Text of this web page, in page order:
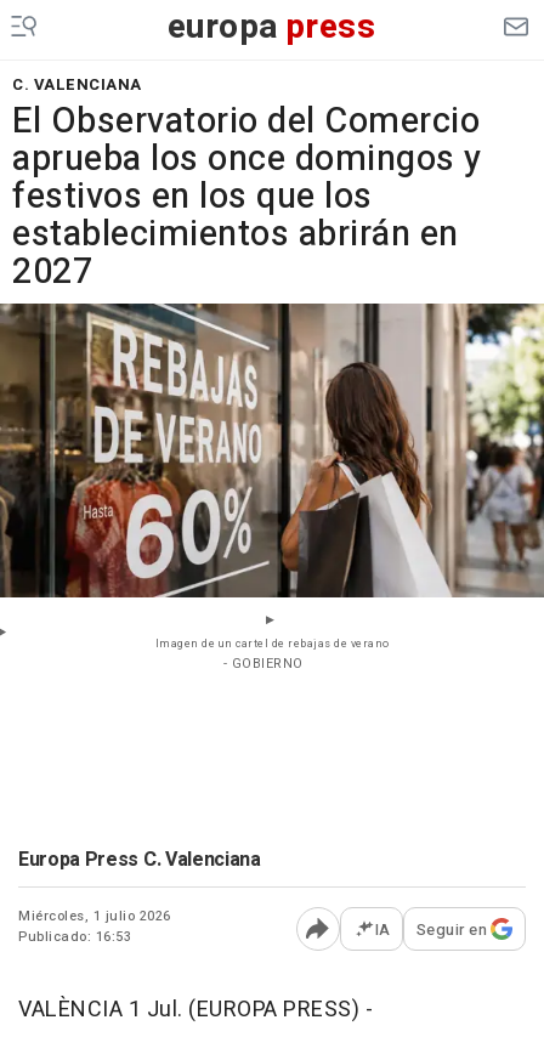
europa press
C. VALENCIANA
El Observatorio del Comercio
aprueba los once domingos y
festivos en los que los
establecimientos abrirán en
2027
Imagen de un cartel de rebajas de verano
- GOBIERNO
Europa Press C. Valenciana
Miércoles, 1 julio 2026
Publicado: 16:53
Abrir opciones para
IA Seguir en
VALÈNCIA 1 Jul. (EUROPA PRESS) -